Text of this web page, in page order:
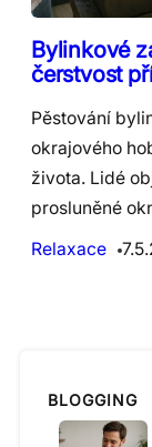
Bylinkové
čerstvost
Pěstování
okrajového
života. Lidé
prosluněné
Relaxace
BLOGGING